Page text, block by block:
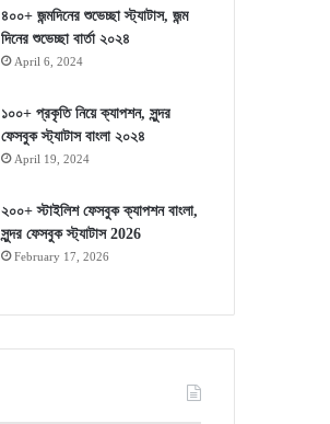
৪০০+ জন্মদিনের শুভেচ্ছা স্ট্যাটাস, জন্ম
দিনের শুভেচ্ছা বার্তা ২০২৪
April 6, 2024
১০০+ প্রকৃতি নিয়ে ক্যাপশন, সুন্দর
ফেসবুক স্ট্যাটাস বাংলা ২০২৪
April 19, 2024
২০০+ স্টাইলিশ ফেসবুক ক্যাপশন বাংলা,
সুন্দর ফেসবুক স্ট্যাটাস 2026
February 17, 2026